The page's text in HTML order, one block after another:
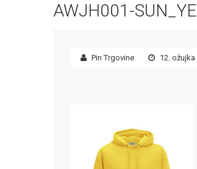
AWJH001-
Pin Trgovine 12. ožujka